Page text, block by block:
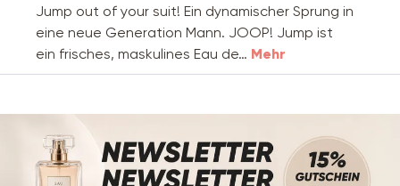
Jump out of your suit! Ein dynamischer Sprung in
eine neue Generation Mann. JOOP! Jump ist
ein frisches, maskulines Eau de… Mehr